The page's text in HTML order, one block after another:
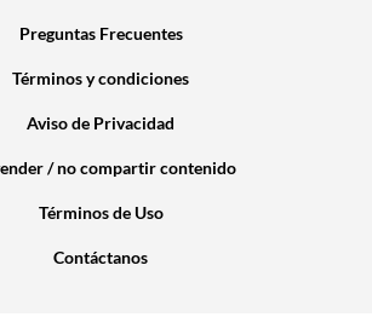
Preguntas Frecuentes
Términos y condiciones
Aviso de Privacidad
/ no compartir contenido
Términos de Uso
Contáctanos